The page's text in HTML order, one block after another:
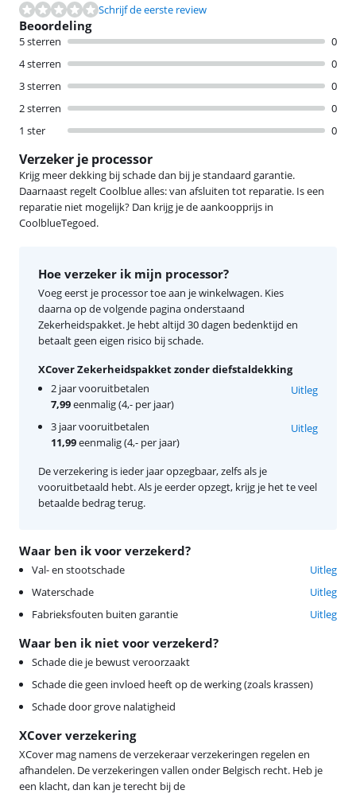
Schrijf de eerste review
Beoordeling
5 sterren
0
4 sterren
0
3 sterren
0
2 sterren
0
1 ster
0
Verzeker je processor
Krijg meer dekking bij schade dan bij je standaard garantie.
Daarnaast regelt Coolblue alles: van afsluiten tot reparatie. Is een
reparatie niet mogelijk? Dan krijg je de aankoopprijs in
CoolblueTegoed.
Waar ben ik voor verzekerd?
Val- en stootschade
Uitleg
Waterschade
Uitleg
Fabrieksfouten buiten garantie
Uitleg
Waar ben ik niet voor verzekerd?
Schade die je bewust veroorzaakt
Schade die geen invloed heeft op de werking (zoals krassen)
Schade door grove nalatigheid
XCover verzekering
XCover mag namens de verzekeraar verzekeringen regelen en
afhandelen. De verzekeringen vallen onder Belgisch recht. Heb je
een klacht, dan kan je terecht bij de
Hoe verzeker ik mijn processor?
Voeg eerst je processor toe aan je winkelwagen. Kies
daarna op de volgende pagina onderstaand
Zekerheidspakket. Je hebt altijd 30 dagen bedenktijd en
betaalt geen eigen risico bij schade.
XCover Zekerheidspakket zonder diefstaldekking
2 jaar vooruitbetalen
7,99eenmalig (4,- per jaar)
Uitleg
3 jaar vooruitbetalen
11,99eenmalig (4,- per jaar)
Uitleg
De verzekering is ieder jaar opzegbaar, zelfs als je
vooruitbetaald hebt. Als je eerder opzegt, krijg je het te veel
betaalde bedrag terug.